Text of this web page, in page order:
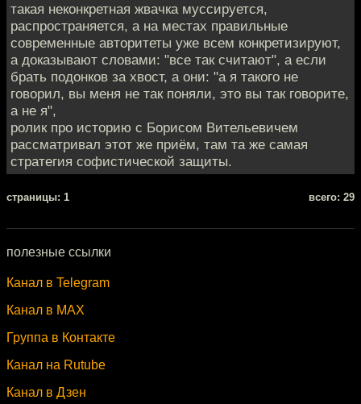
такая неконкретная жвачка муссируется,
распространяется, а на местах правильные
современные авторитеты уже всем конкретизируют,
а доказывают словами: "все так считают", а если
брать подонков за хвост, а они: "а я такого не
говорил, вы меня не так поняли, это вы так говорите,
а не я",
ролик про историю с Борисом Вительевичем
рассматривал этот же приём, там та же самая
стратегия софистической защиты.
cтраницы: 1 всего: 29
полезные ссылки
Канал в Telegram
Канал в MAX
Группа в Контакте
Канал на Rutube
Канал в Дзен